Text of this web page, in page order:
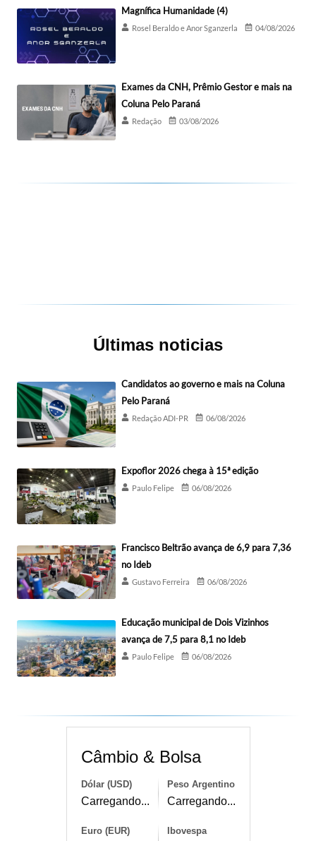
Magnífica Humanidade (4)
Rosel Beraldo e Anor Sganzerla 04/08/2026
Exames da CNH, Prêmio Gestor e mais na
Coluna Pelo Paraná
Redação 03/08/2026
Últimas noticias
Candidatos ao governo e mais na Coluna
Pelo Paraná
Redação ADI-PR 06/08/2026
Expoflor 2026 chega à 15ª edição
Paulo Felipe 06/08/2026
Francisco Beltrão avança de 6,9 para 7,36
no Ideb
Gustavo Ferreira 06/08/2026
Educação municipal de Dois Vizinhos
avança de 7,5 para 8,1 no Ideb
Paulo Felipe 06/08/2026
Câmbio & Bolsa
Dólar (USD)
Carregando...
Peso Argentino
Carregando...
Euro (EUR) Ibovespa